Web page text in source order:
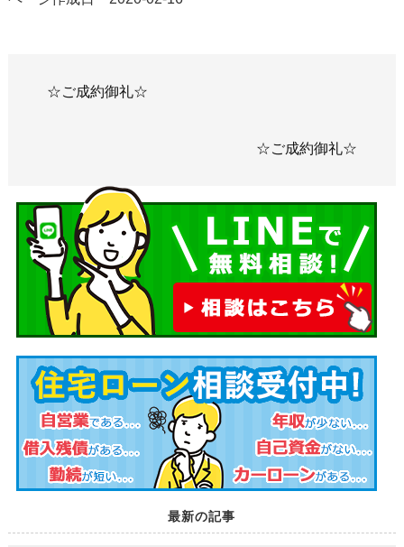
☆ご成約御礼☆
☆ご成約御礼☆
最新の記事